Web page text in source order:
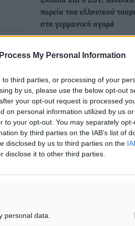
My Personal Information
third parties, or processing of your
by us, please use the below opt-out
your opt-out request is processed
on personal information utilized by us
to your opt-out. You may separately
by third parties on the IAB’s list of
disclosed by us to third parties on the
disclose it to other third parties.
personal data.
πορεία του ελληνικού
στη γερμανική αγορά
επίκεντρο του διεθνούς
A. Φιορεντίνος: Ισχυρές
και νέα ρεκόρ από τη
αγορά το 2025
Με μεγάλη δυναμική
οι κρατήσεις στη
ταξιδιωτική αγορά για την…